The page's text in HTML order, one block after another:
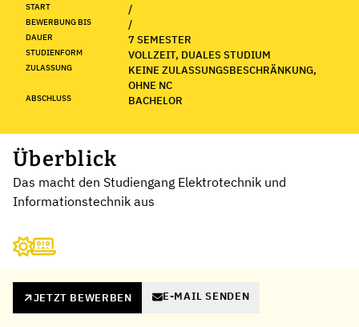
START /
BEWERBUNG BIS /
DAUER 7 SEMESTER
STUDIENFORM VOLLZEIT, DUALES STUDIUM
ZULASSUNG
KEINE ZULASSUNGSBESCHRÄNKUNG,
OHNE NC
ABSCHLUSS BACHELOR
Überblick
Das macht den Studiengang Elektrotechnik und
Informationstechnik aus
JETZT BEWERBEN E-MAIL SENDEN